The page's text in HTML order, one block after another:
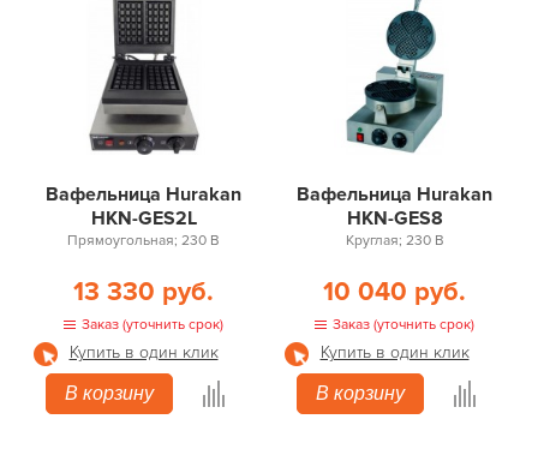
Вафельница Hurakan
HKN-GES2L
Прямоугольная; 230 В
13 330 руб.
Заказ (уточнить срок)
Купить в один клик
В корзину
Вафельница Hurakan
HKN-GES8
Круглая; 230 В
10 040 руб.
Заказ (уточнить срок)
Купить в один клик
В корзину